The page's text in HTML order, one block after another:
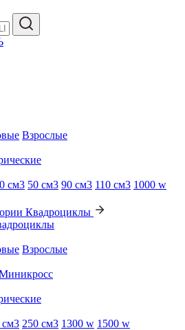
Взрослые
см3 50 см3 90 см3 110 см3 1000 w
Квадроциклы
Взрослые
см3 250 см3 1300 w 1500 w